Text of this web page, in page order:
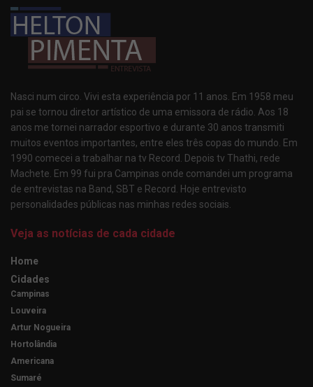
Nasci num circo. Vivi esta experiência por 11 anos. Em 1958 meu
pai se tornou diretor artístico de uma emissora de rádio. Aos 18
anos me tornei narrador esportivo e durante 30 anos transmiti
muitos eventos importantes, entre eles três copas do mundo. Em
1990 comecei a trabalhar na tv Record. Depois tv Thathi, rede
Machete. Em 99 fui pra Campinas onde comandei um programa
de entrevistas na Band, SBT e Record. Hoje entrevisto
personalidades públicas nas minhas redes sociais.
Veja as notícias de cada cidade
Home
Cidades
Campinas
Louveira
Artur Nogueira
Hortolândia
Americana
Sumaré